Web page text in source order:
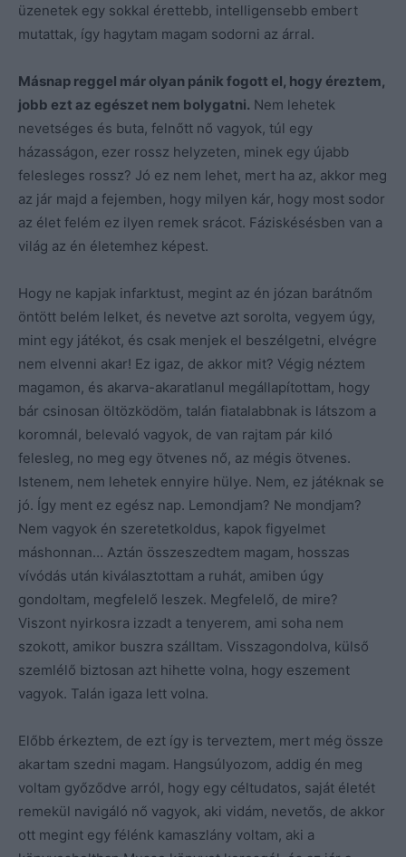
üzenetek egy sokkal érettebb, intelligensebb embert
mutattak, így hagytam magam sodorni az árral.
Másnap reggel már olyan pánik fogott el, hogy éreztem,
jobb ezt az egészet nem bolygatni. Nem lehetek
nevetséges és buta, felnőtt nő vagyok, túl egy
házasságon, ezer rossz helyzeten, minek egy újabb
felesleges rossz? Jó ez nem lehet, mert ha az, akkor meg
az jár majd a fejemben, hogy milyen kár, hogy most sodor
az élet felém ez ilyen remek srácot. Fáziskésésben van a
világ az én életemhez képest.
Hogy ne kapjak infarktust, megint az én józan barátnőm
öntött belém lelket, és nevetve azt sorolta, vegyem úgy,
mint egy játékot, és csak menjek el beszélgetni, elvégre
nem elvenni akar! Ez igaz, de akkor mit? Végig néztem
magamon, és akarva-akaratlanul megállapítottam, hogy
bár csinosan öltözködöm, talán fiatalabbnak is látszom a
koromnál, belevaló vagyok, de van rajtam pár kiló
felesleg, no meg egy ötvenes nő, az mégis ötvenes.
Istenem, nem lehetek ennyire hülye. Nem, ez játéknak se
jó. Így ment ez egész nap. Lemondjam? Ne mondjam?
Nem vagyok én szeretetkoldus, kapok figyelmet
máshonnan… Aztán összeszedtem magam, hosszas
vívódás után kiválasztottam a ruhát, amiben úgy
gondoltam, megfelelő leszek. Megfelelő, de mire?
Viszont nyirkosra izzadt a tenyerem, ami soha nem
szokott, amikor buszra szálltam. Visszagondolva, külső
szemlélő biztosan azt hihette volna, hogy eszement
vagyok. Talán igaza lett volna.
Előbb érkeztem, de ezt így is terveztem, mert még össze
akartam szedni magam. Hangsúlyozom, addig én meg
voltam győződve arról, hogy egy céltudatos, saját életét
remekül navigáló nő vagyok, aki vidám, nevetős, de akkor
ott megint egy félénk kamaszlány voltam, aki a